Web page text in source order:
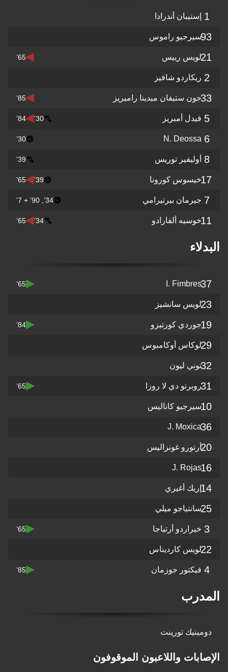
1 إستيبان أندرادا
93سيرجيو راموس
21لويس رييس 65’
2 ريكاردو شافيز
33جون ستيفان ميدينا راميريز 85’
5 فيدل أمبريز 30’
84’
6
N. Deossa
30’
8 أوليفير توريس 39’
17خيسوس كورونا 39’
65’
7 جيرمان بيرتيرامي 34’, 90’ + 7’
11خوسيه ألفارادو 34’
65’
البدلاء
37
I. Fimbres
65’
23لويس سانشيز
19جوردي كورتيزو 84’
29لوكاس أوكامبوس
32توني ليون
31روبرتو دي لا روزا 65’
10سيرجيو كاناليس
36
J. Moxica
20أرتورو غونزاليس
16
J. Rojas
14إريك أغيري
25سانتياجو ميلي
3 خيراردو أرتياجا 65’
22لويس كارديناس
4 فيكتور جوزمان 85’
المدرب
دومينيك تورينت
الإصابات واللاعبون الموقوفون